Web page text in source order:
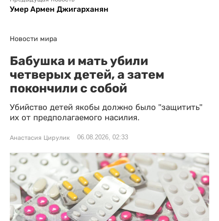
Умер Армен Джигарханян
Новости мира
Бабушка и мать убили
четверых детей, а затем
покончили с собой
Убийство детей якобы должно было "защитить"
их от предполагаемого насилия.
Анастасия Цирулик 06.08.2026, 02:33